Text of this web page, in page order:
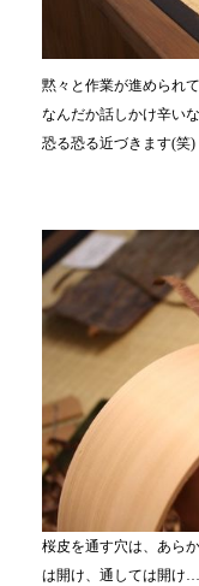
黙々と作業が進められて
なんだか話しかけ辛い
恐る恐る近づきます(笑)
桜皮を通す穴は、あら
は開け、通しては開け…